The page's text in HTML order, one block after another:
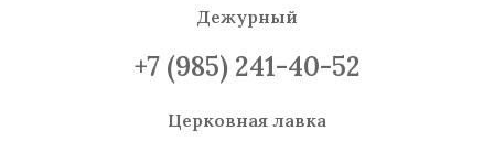
Дежурный
+7 (985) 241-40-52
Церковная лавка